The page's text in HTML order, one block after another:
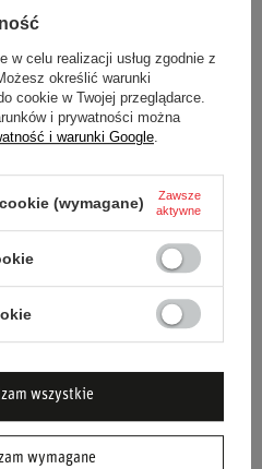
Nowy
Pasy bezpieczeństwa
Pasy bezpieczeństwa
Złoty
Stal
8 cm
3 mm
5 cm
w celu realizacji usług zgodnie z
określić warunki
cookie w Twojej przeglądarce.
i prywatności można
i warunki Google
(wymagane)
Zawsze
aktywne
wymagane
wszystkie